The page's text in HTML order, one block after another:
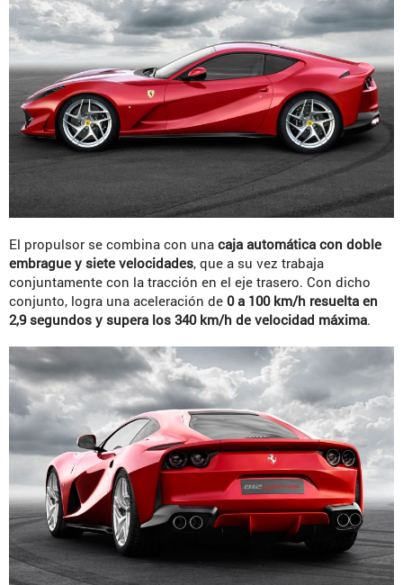
El propulsor se combina con una caja automática con doble
embrague y siete velocidades, que a su vez trabaja
conjuntamente con la tracción en el eje trasero. Con dicho
conjunto, logra una aceleración de 0 a 100 km/h resuelta en
2,9 segundos y supera los 340 km/h de velocidad máxima.